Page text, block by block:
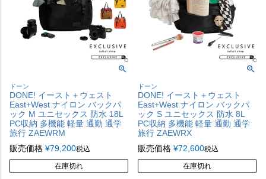
ドーン
DONE! イースト＋ウェスト
East+West ナイロン バックパ
ック M ユニセックス 防水 18L
PC収納 多機能 軽量 通勤 通学
旅行 ZAEWRM
販売価格 ¥79,200税込
在庫切れ
ドーン
DONE! イースト＋ウェスト
East+West ナイロン バックパ
ック S ユニセックス 防水 8L
PC収納 多機能 軽量 通勤 通学
旅行 ZAEWRX
販売価格 ¥72,600税込
在庫切れ